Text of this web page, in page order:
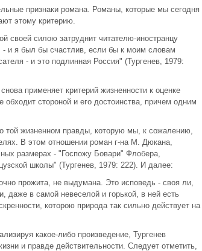
признаки романа. Романы, которые мы сегодня
этому критерию.
своей силою затруднит читателю-иностранцу
- и я был бы счастлив, если бы к моим словам
- и это подлинная Россия" (Тургенев, 1979:
применяет критерий жизненности к оценке
стороной и его достоинства, причем одним
той жизненном правды, которую мы, к сожалению,
В этом отношении роман г-на М. Дюкана,
размерах - "Госпожу Бовари" Флобера,
школы" (Тургенев, 1979: 222). И далее:
прожита, не выдумана. Это исповедь - своя ли,
даже в самой невеселой и горькой, в ней есть
которою природа так сильно действует на
какое-либо произведение, Тургенев
и правде действительности. Следует отметить,